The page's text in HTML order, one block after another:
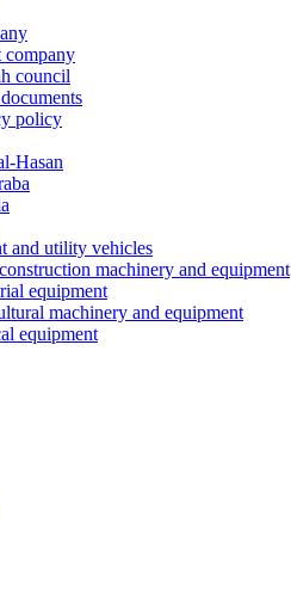
company
council
policy
Hasan
and utility vehicles
machinery and equipment
equipment
machinery and equipment
equipment